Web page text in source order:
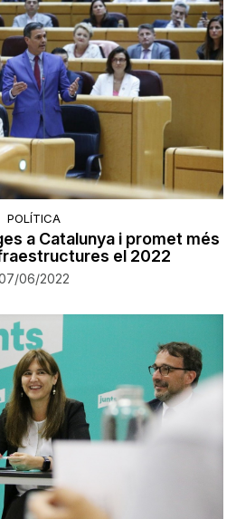
POLÍTICA
a Catalunya i promet més
el 2022
06/2022